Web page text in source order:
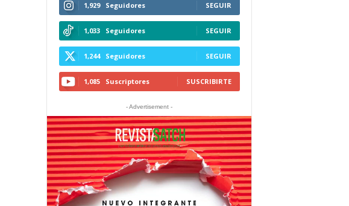
1,929 Seguidores SEGUIR
1,033 Seguidores SEGUIR
1,244 Seguidores SEGUIR
1,085 Suscriptores SUSCRIBIRTE
- Advertisement -